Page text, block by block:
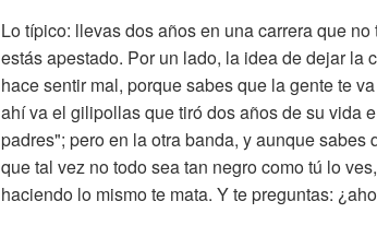
Lo típico: llevas dos años en una carrera que
estás apestado. Por un lado, la idea de dejar la
hace sentir mal, porque sabes que la gente te
ahí va el gilipollas que tiró dos años de su vida
padres"; pero en la otra banda, y aunque
que tal vez no todo sea tan negro como tú lo
haciendo lo mismo te mata. Y te preguntas: